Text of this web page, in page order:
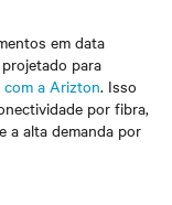
em data
para
a Arizton. Isso
por fibra,
a alta demanda por